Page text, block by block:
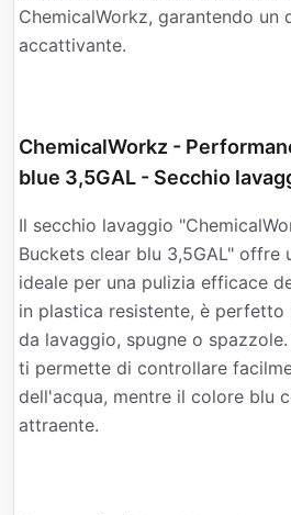
ChemicalWorkz, garantendo un
accattivante.
ChemicalWorkz -
blue 3,5GAL - Secchio
Il secchio lavaggio
Buckets clear blu 3,5GAL" offre
ideale per una pulizia efficace
in plastica resistente, è
da lavaggio, spugne o
ti permette di controllare
dell'acqua, mentre il colore blu
attraente.